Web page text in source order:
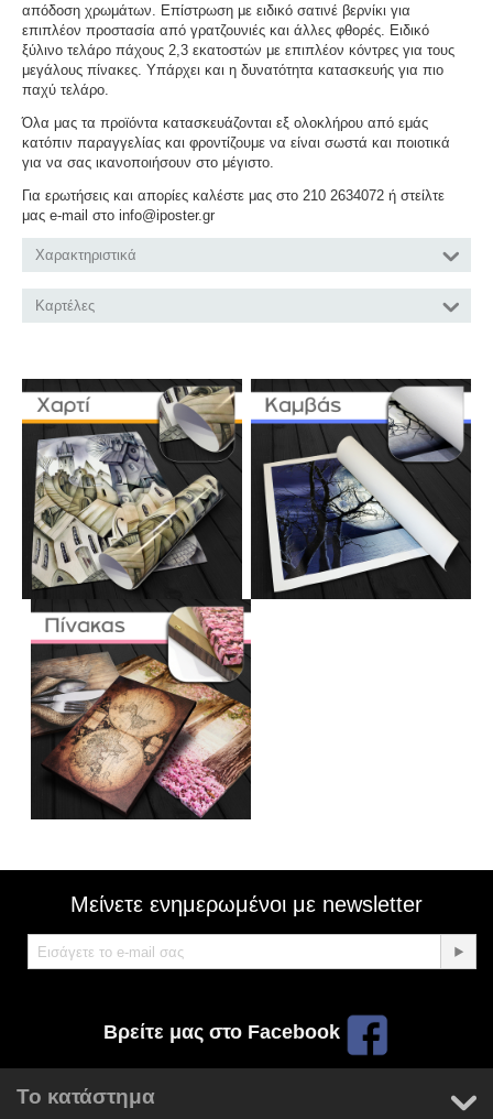
απόδοση χρωμάτων. Επίστρωση με ειδικό σατινέ βερνίκι για
επιπλέον προστασία από γρατζουνιές και άλλες φθορές. Ειδικό
ξύλινο τελάρο πάχους 2,3 εκατοστών με επιπλέον κόντρες για τους
μεγάλους πίνακες. Υπάρχει και η δυνατότητα κατασκευής για πιο
παχύ τελάρο.
Όλα μας τα προϊόντα κατασκευάζονται εξ ολοκλήρου από εμάς
κατόπιν παραγγελίας και φροντίζουμε να είναι σωστά και ποιοτικά
για να σας ικανοποιήσουν στο μέγιστο.
Για ερωτήσεις και απορίες καλέστε μας στο 210 2634072 ή στείλτε
μας e-mail στο info@iposter.gr
Χαρακτηριστικά
Καρτέλες
Μείνετε ενημερωμένοι με newsletter
Βρείτε μας στο Facebook
Το κατάστημα